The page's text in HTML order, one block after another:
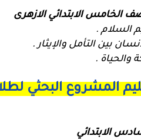
الخامس الابتدائي الازهرى
السلام .
بين التأمل والإيثار .
والحياة .
البحثي لطلاب
الابتدائي